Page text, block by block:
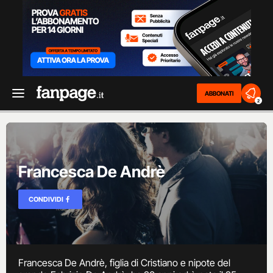
ABBONATI
2
Francesca De Andrè
CONDIVIDI
Francesca De Andrè, figlia di Cristiano e nipote del